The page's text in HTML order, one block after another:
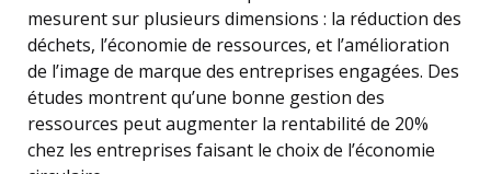
mesurent sur plusieurs dimensions : la réduction des
déchets, l’économie de ressources, et l’amélioration
de l’image de marque des entreprises engagées. Des
études montrent qu’une bonne gestion des
ressources peut augmenter la rentabilité de 20%
chez les entreprises faisant le choix de l’économie